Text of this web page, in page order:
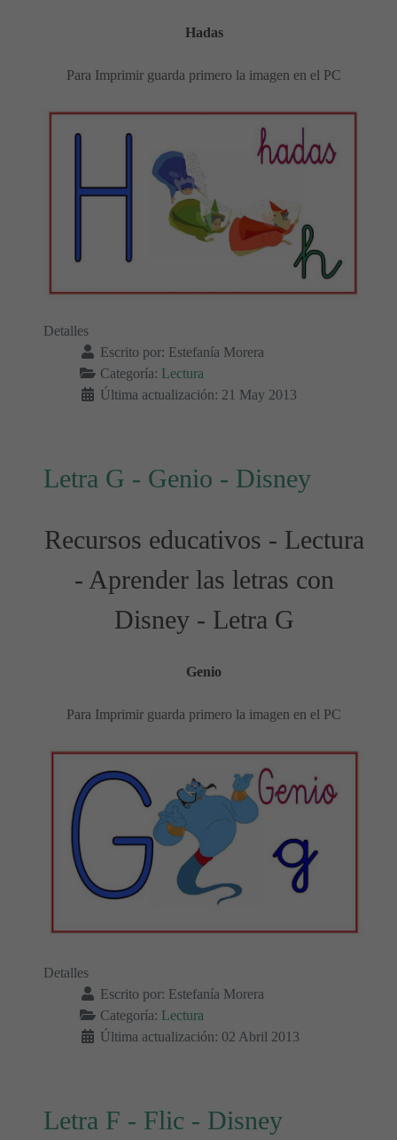
Hadas
Para Imprimir guarda primero la imagen en el PC
Detalles
Escrito por: Estefanía Morera
Categoría: Lectura
Última actualización: 21 May 2013
Letra G - Genio - Disney
Recursos educativos - Lectura
- Aprender las letras con
Disney - Letra G
Genio
Para Imprimir guarda primero la imagen en el PC
Detalles
Escrito por: Estefanía Morera
Categoría: Lectura
Última actualización: 02 Abril 2013
Letra F - Flic - Disney